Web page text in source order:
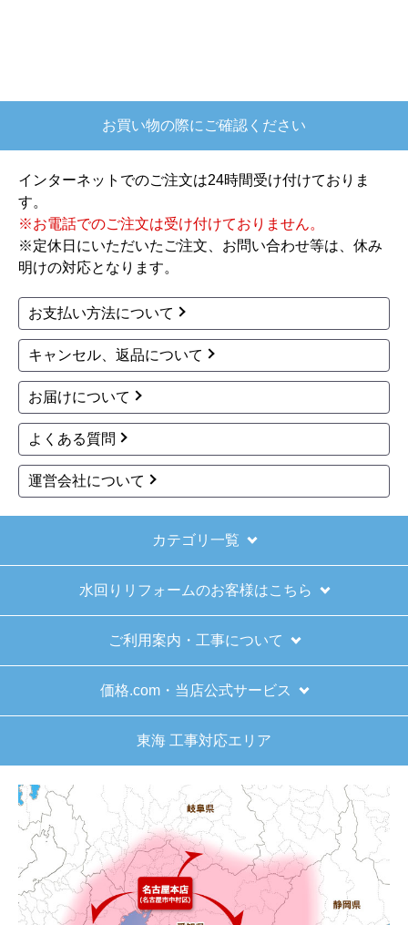
【注文からどのくらいで届きましたか？】
もあると思いますがあまりに早かったので少し驚
【その他感想・コメント】
ショップからの連絡もしっかりありましたし、商
できました。また機会があれば是非利用したいと
思います。
きょりけ
2025年11月9日 07:54
欲しい商品をスムーズに注文できましたか？
はい
ショップからの連絡や対応は適切でしたか？
予定の期日までに商品が届きましたか？
はい
【注文商品】給湯器 【注文時期】2025
年11月頃（モバイルから）
【このショップを選んだ理由は？】
キッチン混合栓に続いて2回目の利用です。価格が
リーズナブルで、HPの構成から見てしっかりして
いる会社だなと思っていたので再度利用。やはり
期待通りにきちんと対応してもらえました。
お買い物の際にご確認ください
インターネットでのご注文は24時間受け付けておりま
す。
※お電話でのご注文は受け付けておりません。
※定休日にいただいたご注文、お問い合わせ等は、休み
明けの対応となります。
お支払い方法について
キャンセル、返品について
お届けについて
よくある質問
運営会社について
カテゴリ一覧
水回りリフォームのお客様はこちら
ご利用案内・工事について
価格.com・当店公式サービス
東海 工事対応エリア